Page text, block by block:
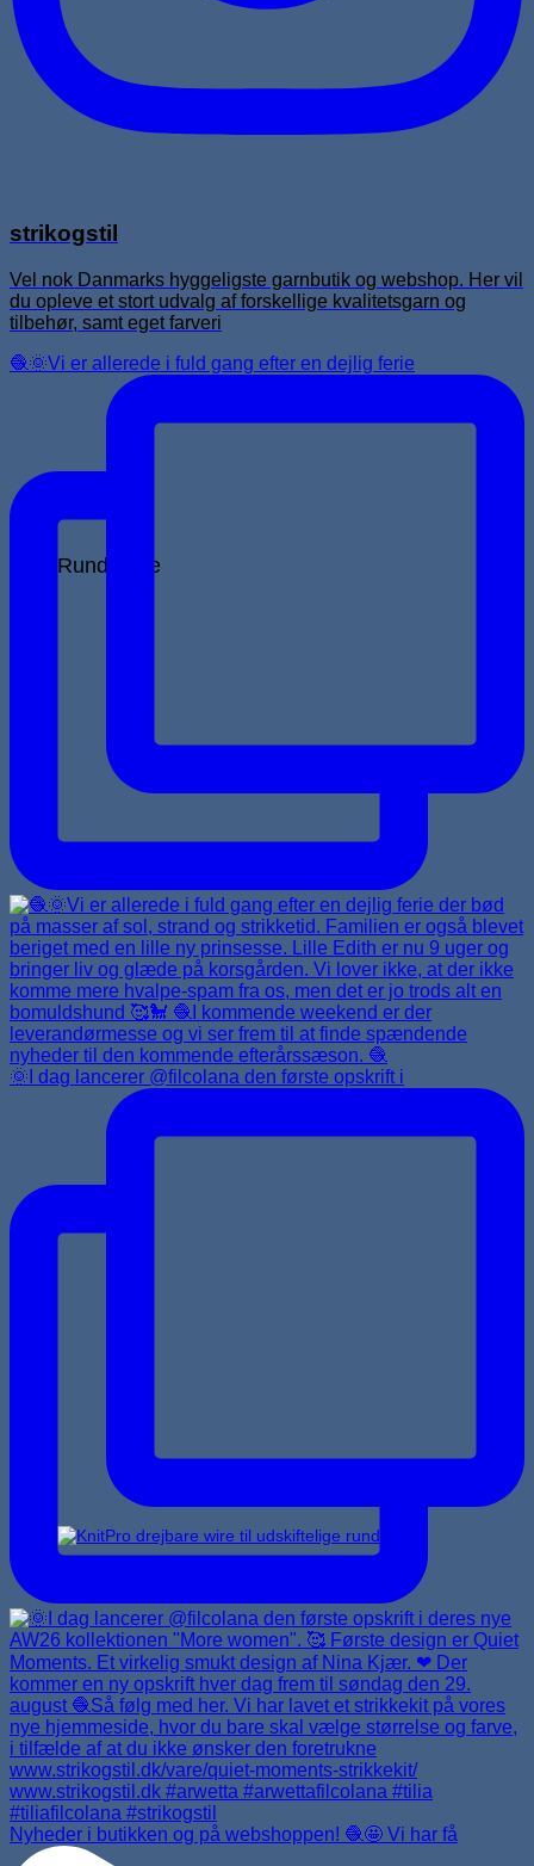
Rundpinde
strikogstil
Vel nok Danmarks hyggeligste garnbutik og webshop. Her vil
du opleve et stort udvalg af forskellige kvalitetsgarn og
tilbehør, samt eget farveri
🧶🌞Vi er allerede i fuld gang efter en dejlig ferie
🌞I dag lancerer @filcolana den første opskrift i
Nyheder i butikken og på webshoppen! 🧶🤩 Vi har få